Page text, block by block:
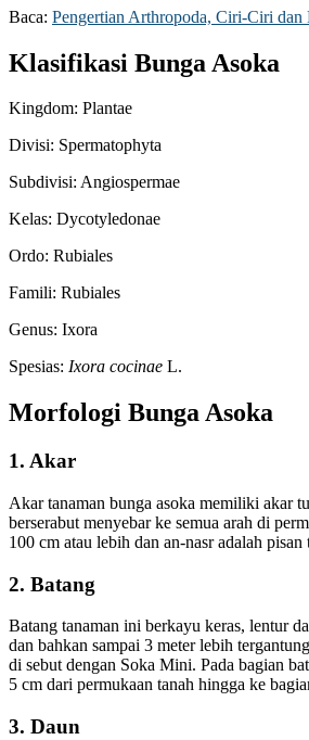
Baca: Pengertian Arthropoda, Ciri-Ciri
Klasifikasi Bunga Asoka
Kingdom: Plantae
Divisi: Spermatophyta
Subdivisi: Angiospermae
Kelas: Dycotyledonae
Ordo: Rubiales
Famili: Rubiales
Genus: Ixora
Spesias: Ixora cocinae L.
Morfologi Bunga Asoka
1. Akar
Akar tanaman bunga asoka memiliki akar
berserabut menyebar ke semua arah di
100 cm atau lebih dan an-nasr adalah
2. Batang
Batang tanaman ini berkayu keras, lentur
dan bahkan sampai 3 meter lebih
di sebut dengan Soka Mini. Pada bagian
5 cm dari permukaan tanah hingga ke
3. Daun